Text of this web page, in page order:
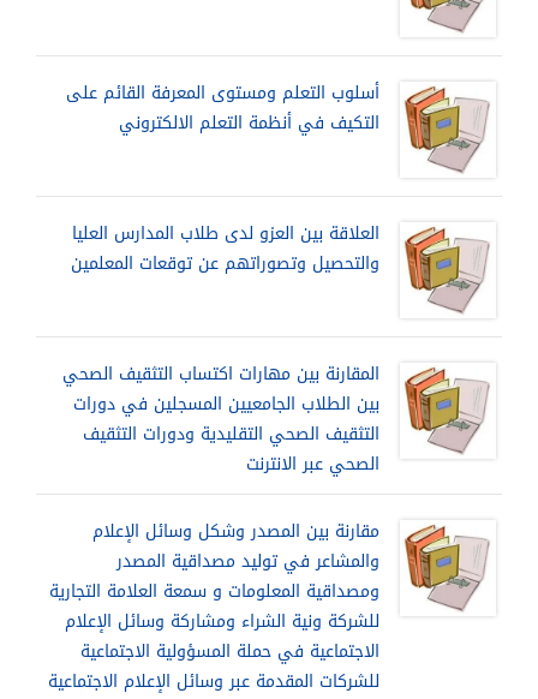
أسلوب التعلم ومستوى المعرفة القائم على
التكيف في أنظمة التعلم الالكتروني
العلاقة بين العزو لدى طلاب المدارس العليا
والتحصيل وتصوراتهم عن توقعات المعلمين
المقارنة بين مهارات اكتساب التثقيف الصحي
بين الطلاب الجامعيين المسجلين في دورات
التثقيف الصحي التقليدية ودورات التثقيف
الصحي عبر الانترنت
مقارنة بين المصدر وشكل وسائل الإعلام
والمشاعر في توليد مصداقية المصدر
ومصداقية المعلومات و سمعة العلامة التجارية
للشركة ونية الشراء ومشاركة وسائل الإعلام
الاجتماعية في حملة المسؤولية الاجتماعية
للشركات المقدمة عبر وسائل الإعلام الاجتماعية